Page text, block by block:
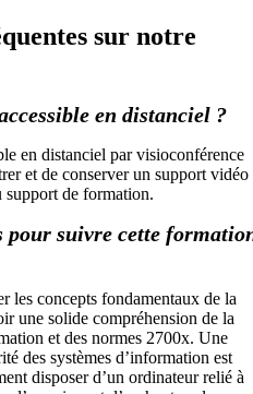
sur notre
en distanciel ?
en distanciel par visioconférence
et de conserver un support vidéo
de formation.
pour suivre cette
les concepts fondamentaux de la
une solide compréhension de la
et des normes 2700x. Une
des systèmes d’information est
disposer d’un ordinateur relié à